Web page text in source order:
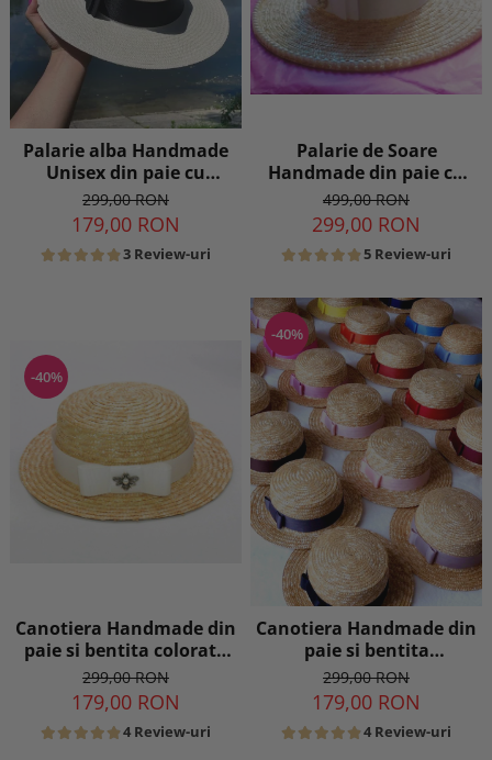
Palarie alba Handmade
Unisex din paie cu
bentita si accesoriu la
alegere
299,00 RON
179,00 RON
3 Review-uri
Palarie de Soare
Handmade din paie cu
Perle Luxury
499,00 RON
299,00 RON
5 Review-uri
-40%
Canotiera Handmade din
paie si bentita colorata
detasabila
299,00 RON
179,00 RON
4 Review-uri
-40%
Canotiera Handmade din
paie si bentita
detasabila si brosa la
alegere
299,00 RON
179,00 RON
4 Review-uri